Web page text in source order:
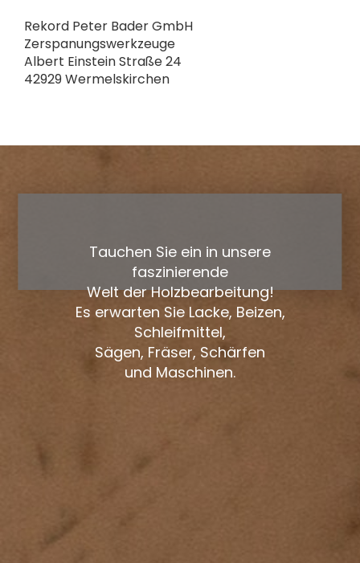
Rekord Peter Bader GmbH
Zerspanungswerkzeuge
Albert Einstein Straße 24
42929 Wermelskirchen
Tauchen Sie ein in unsere
faszinierende
Welt der Holzbearbeitung!
Es erwarten Sie Lacke, Beizen,
Schleifmittel,
Sägen, Fräser, Schärfen
und Maschinen.